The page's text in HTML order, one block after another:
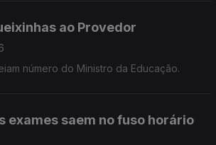
ao Provedor
número do Ministro da Educação.
exames saem no fuso horário